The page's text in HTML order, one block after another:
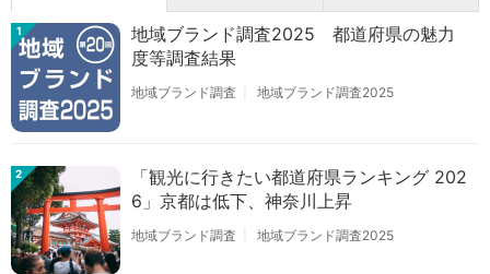
1
地域ブランド調査2025 都道府県の魅力
度等調査結果
地域ブランド調査 地域ブランド調査2025
2
「観光に行きたい都道府県ランキング 202
6」京都は低下、神奈川上昇
地域ブランド調査 地域ブランド調査2025